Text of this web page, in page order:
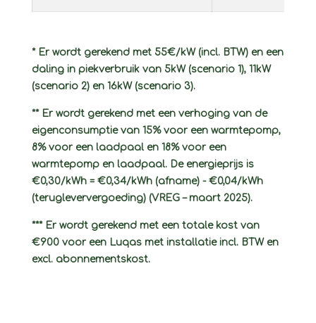
* Er wordt gerekend met 55€/kW (incl. BTW) en een
daling in piekverbruik van 5kW (scenario 1), 11kW
(scenario 2) en 16kW (scenario 3)​.
** Er wordt gerekend met een verhoging van de
eigenconsumptie van 15% voor een warmtepomp,
8% voor een laadpaal en 18% voor een
warmtepomp en laadpaal. De energieprijs is
€0,30/kWh = €0,34/kWh (afname) - €0,04/kWh
(terugleververgoeding) (VREG – maart 2025).
*** Er wordt gerekend met een totale kost van
€900 voor een Luqas met installatie incl. BTW​ en
excl. abonnementskost.